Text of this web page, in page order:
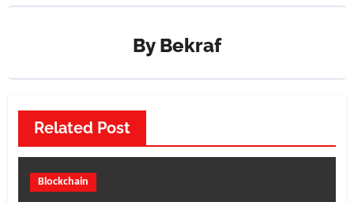
By Bekraf
Related Post
Blockchain